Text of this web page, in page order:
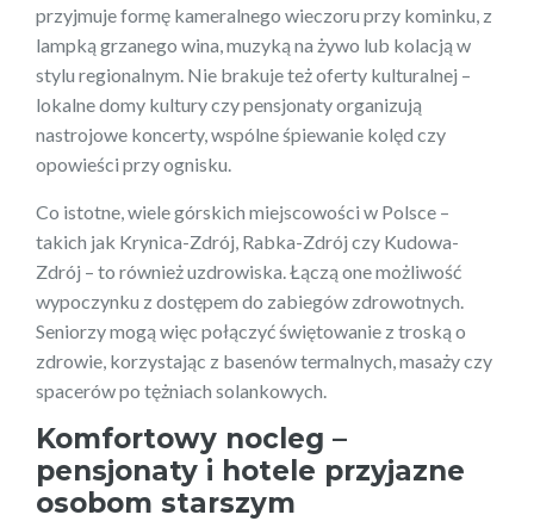
przyjmuje formę kameralnego wieczoru przy kominku, z
lampką grzanego wina, muzyką na żywo lub kolacją w
stylu regionalnym. Nie brakuje też oferty kulturalnej –
lokalne domy kultury czy pensjonaty organizują
nastrojowe koncerty, wspólne śpiewanie kolęd czy
opowieści przy ognisku.
Co istotne, wiele górskich miejscowości w Polsce –
takich jak Krynica-Zdrój, Rabka-Zdrój czy Kudowa-
Zdrój – to również uzdrowiska. Łączą one możliwość
wypoczynku z dostępem do zabiegów zdrowotnych.
Seniorzy mogą więc połączyć świętowanie z troską o
zdrowie, korzystając z basenów termalnych, masaży czy
spacerów po tężniach solankowych.
Komfortowy nocleg –
pensjonaty i hotele przyjazne
osobom starszym